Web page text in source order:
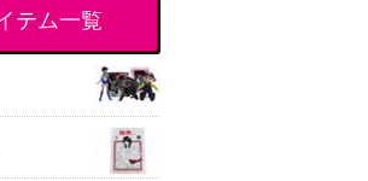
テム一覧